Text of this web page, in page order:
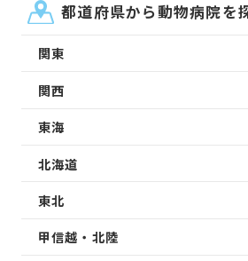
都道府県から動物病院を
関東
関西
東海
北海道
東北
甲信越・北陸